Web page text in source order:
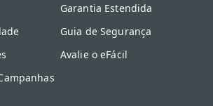
Garantia Estendida
Guia de Segurança
Avalie o eFácil